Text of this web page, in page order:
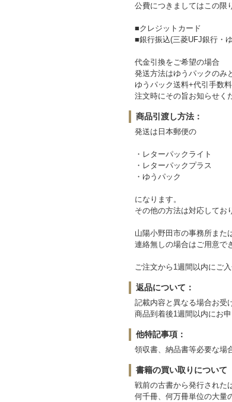
公費につきましてはこの限
■クレジットカード
■銀行振込(三菱UFJ銀行・
代金引換をご希望の場合
発送方法はゆうパックのみ
ゆうパック送料+代引手数
注文時にその旨お知らせく
商品引渡し方法：
発送は日本郵便の
・レターパックライト
・レターパックプラス
・ゆうパック
になります。
その他の方法は対応してお
山陽小野田市の事務所また
連絡無しの場合はご用意で
ご注文から1週間以内にご
返品について：
記載内容と異なる場合お受
商品到着後1週間以内にお申
他特記事項：
領収書、納品書等必要な場
書籍の買い取りについて
戦前の古書から発行された
何千冊、何万冊単位の大量